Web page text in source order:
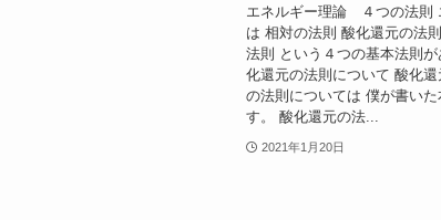
エネルギー理論 ４つの法則
は 相対の法則 酸化還元の法
法則 という４つの基本法則
化還元の法則について 酸化
の法則については 僕が書いた
す。 酸化還元の法...
2021年1月20日